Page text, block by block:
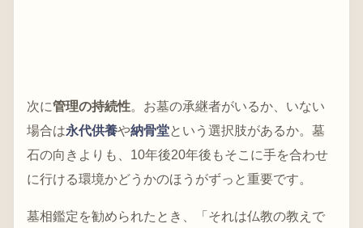
次に管理の持続性。お墓の承継者がいるか、いない
場合は永代供養や納骨堂という選択肢があるか。墓
石の向きよりも、10年後20年後もそこに手を合わせ
に行ける環境かどうかのほうがずっと重要です。
墓相鑑定を勧められたとき、「それは仏教の教えで